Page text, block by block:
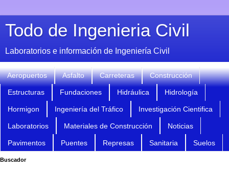
Todo de Ingenieria Civil
Laboratorios e información de Ingeniería Civil
Aeropuertos Asfalto Carreteras Construcción
Estructuras Fundaciones Hidráulica Hidrología
Hormigon Ingeniería del Tráfico Investigación Cientifica
Laboratorios Materiales de Construcción Noticias
Pavimentos Puentes Represas Sanitaria Suelos
Buscador